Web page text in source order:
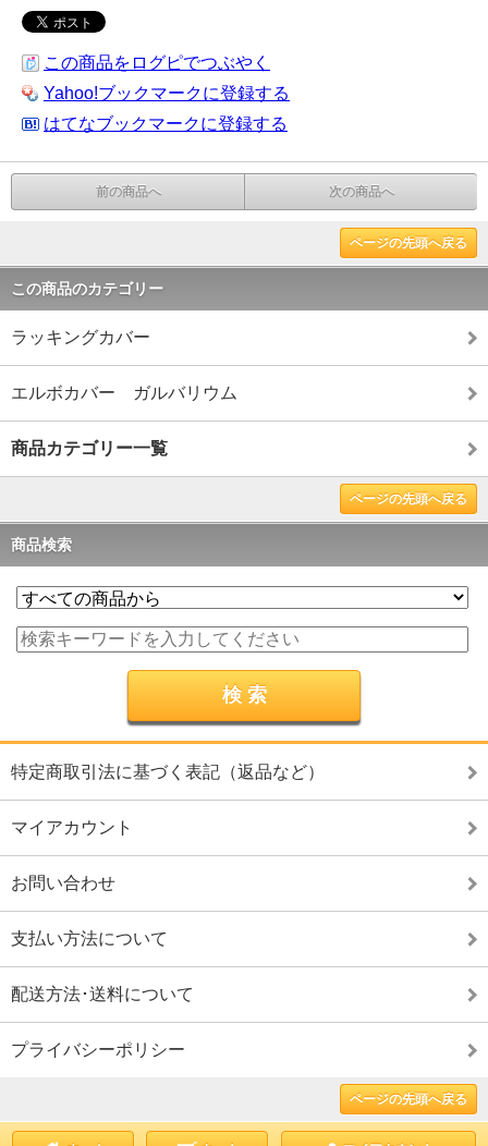
この商品をログピでつぶやく
Yahoo!ブックマークに登録する
はてなブックマークに登録する
前の商品へ 次の商品へ
ページの先頭へ戻る
この商品のカテゴリー
ラッキングカバー
エルボカバー ガルバリウム
商品カテゴリー一覧
ページの先頭へ戻る
商品検索
特定商取引法に基づく表記（返品など）
マイアカウント
お問い合わせ
支払い方法について
配送方法･送料について
プライバシーポリシー
ページの先頭へ戻る